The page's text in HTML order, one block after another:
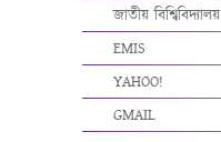
জাতীয় বিশ্বিবিদ্যালয়
EMIS
YAHOO!
GMAIL